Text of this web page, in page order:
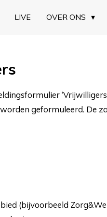
LIVE OVER ONS
geformuleerd. De
(bijvoorbeeld